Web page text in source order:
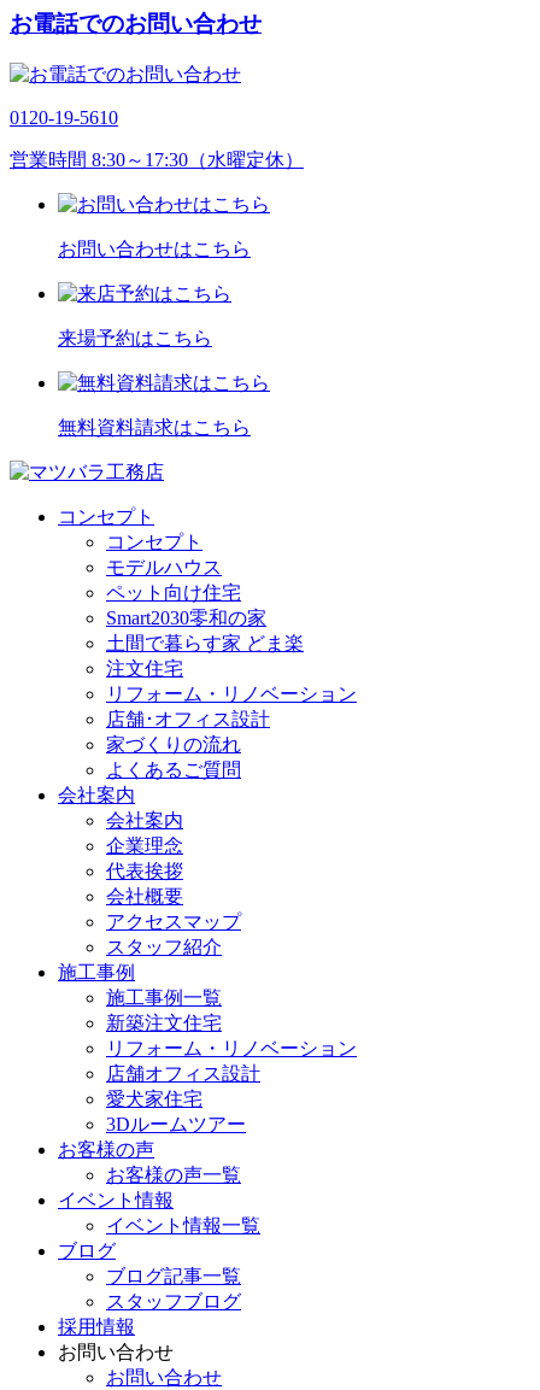
お電話でのお問い合わせ
0120-19-5610
営業時間 8:30～17:30（水曜定休）
お問い合わせはこちら
来場予約はこちら
無料資料請求はこちら
コンセプト
コンセプト
モデルハウス
ペット向け住宅
Smart2030零和の家
土間で暮らす家 どま楽
注文住宅
リフォーム・リノベーション
店舗･オフィス設計
家づくりの流れ
よくあるご質問
会社案内
会社案内
企業理念
代表挨拶
会社概要
アクセスマップ
スタッフ紹介
施工事例
施工事例一覧
新築注文住宅
リフォーム・リノベーション
店舗オフィス設計
愛犬家住宅
3Dルームツアー
お客様の声
お客様の声一覧
イベント情報
イベント情報一覧
ブログ
ブログ記事一覧
スタッフブログ
採用情報
お問い合わせ
お問い合わせ